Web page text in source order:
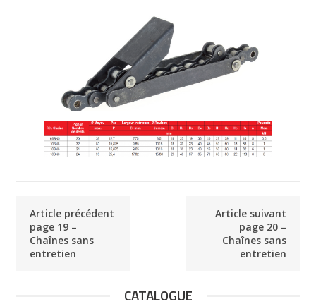
Article précédent
page 19 –
Chaînes sans
entretien
Article suivant
page 20 –
Chaînes sans
entretien
CATALOGUE